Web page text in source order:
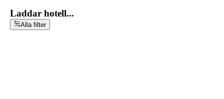
Laddar hotell...
Alla filter